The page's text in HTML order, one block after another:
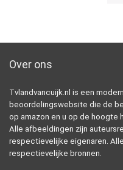
Over ons
Tvlandvancuijk.nl is een
beoordelingswebsite die de
op amazon en u op de
Alle afbeeldingen zijn
respectievelijke eigenaren.
respectievelijke bronnen.